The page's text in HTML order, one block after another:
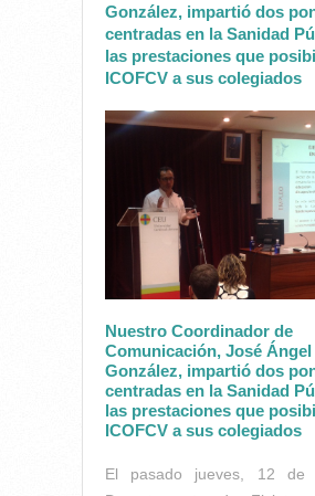
González, impartió dos
centradas en la Sanidad
las prestaciones que
ICOFCV a sus colegiados
Nuestro Coordinador de
Comunicación, José Ángel
González, impartió dos
centradas en la Sanidad
las prestaciones que
ICOFCV a sus colegiados
El pasado jueves, 12 de